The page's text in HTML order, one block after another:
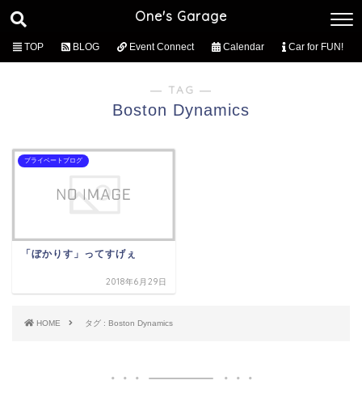
One's Garage
TOP BLOG Event Connect Calendar Car for FUN!
― TAG ―
Boston Dynamics
プライベートブログ
「ぼかりす」ってすげぇ
2018年6月29日
HOME タグ : Boston Dynamics